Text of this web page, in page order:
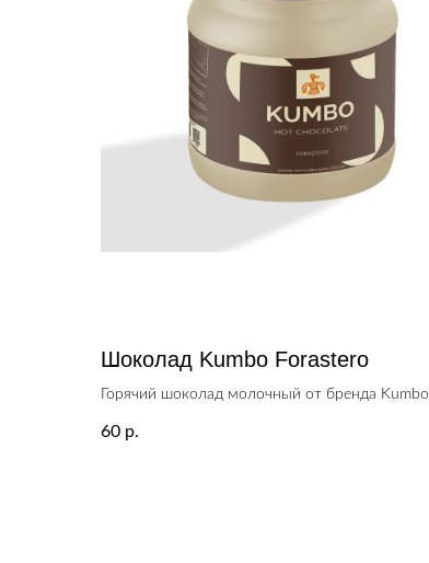
Шоколад Kumbo Forastero
Горячий шоколад молочный от бренда Kumbo
60 р.